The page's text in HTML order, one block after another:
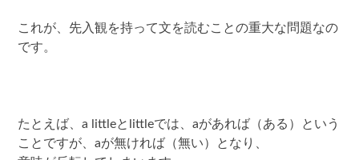
これが、先入観を持って文を読むことの重大な問題なの
です。
たとえば、a littleとlittleでは、aがあれば（ある）という
ことですが、aが無ければ（無い）となり、